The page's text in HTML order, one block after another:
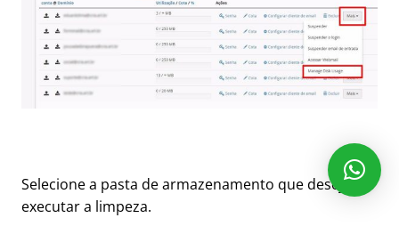
Selecione a pasta de armazenamento que deseja
executar a limpeza.